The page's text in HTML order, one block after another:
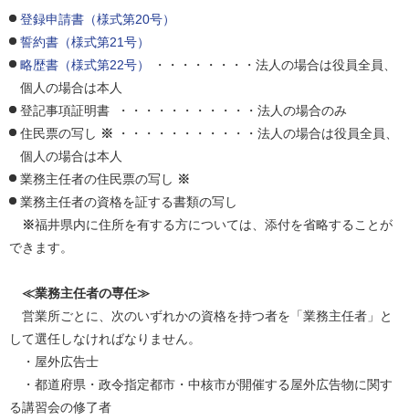
登録申請書（様式第20号）
誓約書（様式第21号）
略歴書（様式第22号）
・・・・・・・・法人の場合は役員全員、
個人の場合は本人
登記事項証明書 ・・・・・・・・・・・法人の場合のみ
住民票の写し ※ ・・・・・・・・・・・法人の場合は役員全員、
個人の場合は本人
業務主任者の住民票の写し ※
業務主任者の資格を証する書類の写し
※福井県内に住所を有する方については、添付を省略することが
できます。
≪業務主任者の専任≫
営業所ごとに、次のいずれかの資格を持つ者を「業務主任者」と
して選任しなければなりません。
・屋外広告士
・都道府県・政令指定都市・中核市が開催する屋外広告物に関す
る講習会の修了者